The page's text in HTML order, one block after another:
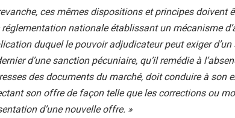
ces mêmes dispositions et principes doivent
réglementation nationale établissant un mécanisme
duquel le pouvoir adjudicateur peut exiger
d’une sanction pécuniaire, qu’il remédie à
des documents du marché, doit conduire à son
son offre de façon telle que les corrections ou
d’une nouvelle offre. »